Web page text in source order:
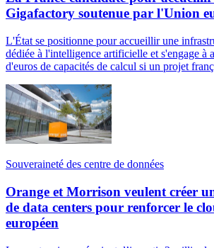
Gigafactory soutenue par l'Union
L'État se positionne pour accueillir une
dédiée à l'intelligence artificielle et s'engage à
d'euros de capacités de calcul si un projet
Souveraineté des centre de données
Orange et Morrison veulent créer
de data centers pour renforcer le
européen